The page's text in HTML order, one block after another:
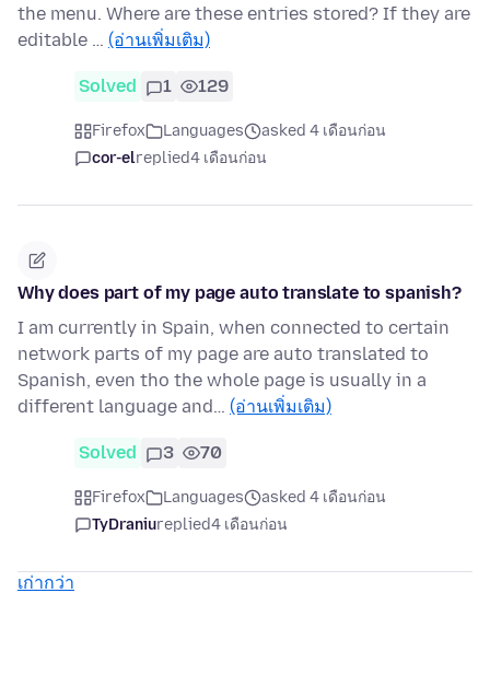
the menu. Where are these entries stored? If they are
editable … (อ่านเพิ่มเติม)
Solved 1 129
Firefox Languages
asked 4 เดือนก่อน
cor-elreplied4 เดือนก่อน
Why does part of my page auto translate to spanish?
I am currently in Spain, when connected to certain
network parts of my page are auto translated to
Spanish, even tho the whole page is usually in a
different language and… (อ่านเพิ่มเติม)
Solved 3 70
Firefox Languages
asked 4 เดือนก่อน
TyDraniureplied4 เดือนก่อน
เก่ากว่า